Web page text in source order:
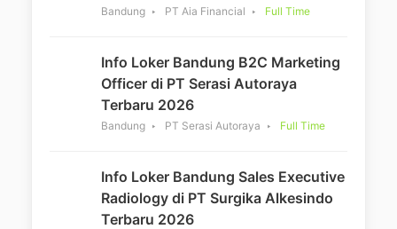
Bandung PT Aia Financial Full Time
Info Loker Bandung B2C Marketing
Officer di PT Serasi Autoraya
Terbaru 2026
Bandung PT Serasi Autoraya Full Time
Info Loker Bandung Sales Executive
Radiology di PT Surgika Alkesindo
Terbaru 2026